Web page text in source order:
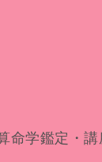
命学鑑定・